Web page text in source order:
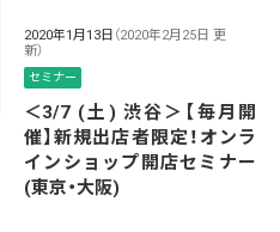
2020年1月13日 （2020年2月25日 更
新）
セミナー
＜3/7 (土) 渋谷＞【毎月開
催】新規出店者限定！オンラ
インショップ開店セミナー
(東京・大阪)